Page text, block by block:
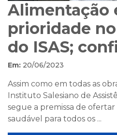
Alimentação
prioridade
do ISAS;
Em: 20/06/2023
Assim como em todas as
Instituto Salesiano de
segue a premissa de
saudável para todos os ...